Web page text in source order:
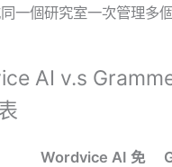
一個研究室一次管理多
AI v.s
Wordvice AI 免